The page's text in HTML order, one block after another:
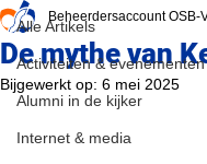
Alle Artikels
Activiteiten & evenementen
Alumni in de kijker
Internet & media
De mythe van
Beheerdersaccount OSB-
Bijgewerkt op: 6 mei 2025